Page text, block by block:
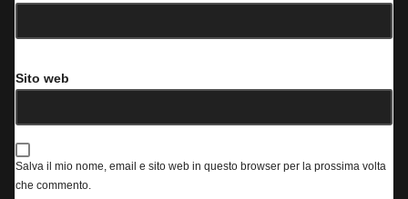
Sito web
Salva il mio nome, email e sito web in questo browser per la prossima volta
che commento.